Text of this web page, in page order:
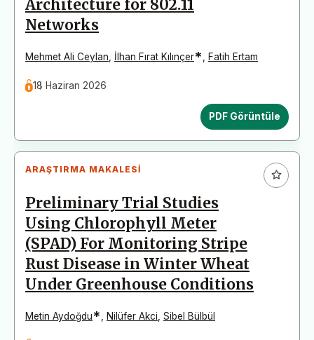
Architecture for 802.11
Networks
Mehmet Ali Ceylan İlhan Fırat Kılınçer* Fatih Ertam
18 Haziran 2026
PDF Görüntüle
ARAŞTIRMA MAKALESI
Preliminary Trial Studies
Using Chlorophyll Meter
(SPAD) For Monitoring Stripe
Rust Disease in Winter Wheat
Under Greenhouse Conditions
Metin Aydoğdu* Nilüfer Akci Sibel Bülbül